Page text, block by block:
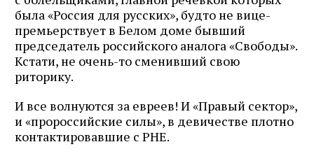
была «Россия для русских», будто не вице-
премьерствует в Белом доме бывший
председатель российского аналога «Свободы».
Кстати, не очень-то сменивший свою
риторику.
И все волнуются за евреев! И «Правый сектор»,
и «пророссийские силы», в девичестве плотно
контактировавшие с РНЕ.